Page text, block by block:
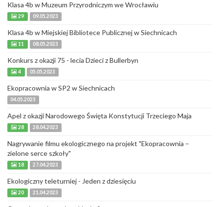
Klasa 4b w Muzeum Przyrodniczym we Wrocławiu
29 09.05.2023
Klasa 4b w Miejskiej Bibliotece Publicznej w Siechnicach
11 08.05.2023
Konkurs z okazji 75 - lecia Dzieci z Bullerbyn
4 05.05.2023
Ekopracownia w SP2 w Siechnicach
04.05.2023
Apel z okazji Narodowego Święta Konstytucji Trzeciego Maja
28 28.04.2023
Nagrywanie filmu ekologicznego na projekt "Ekopracownia –
zielone serce szkoły"
18 27.04.2023
Ekologiczny teleturniej - Jeden z dziesięciu
20 21.04.2023